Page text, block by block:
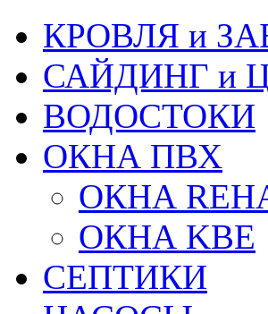
КРОВЛЯ и
САЙДИНГ и
ВОДОСТОКИ
ОКНА ПВХ
ОКНА
ОКНА KBE
СЕПТИКИ